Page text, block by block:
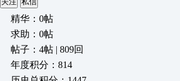
精华：0帖
求助：0帖
帖子：4帖 | 809回
年度积分：814